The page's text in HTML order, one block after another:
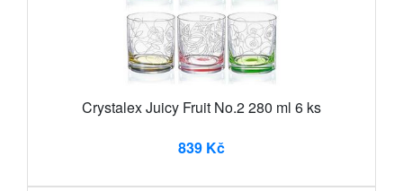
Crystalex Juicy Fruit No.2 280 ml 6 ks
839 Kč